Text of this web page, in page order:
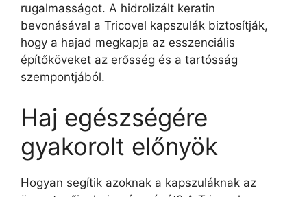
rugalmasságot. A hidrolizált keratin
bevonásával a Tricovel kapszulák biztosítják,
hogy a hajad megkapja az esszenciális
építőköveket az erősség és a tartósság
szempontjából.
Haj egészségére
gyakorolt előnyök
Hogyan segítik azoknak a kapszuláknak az